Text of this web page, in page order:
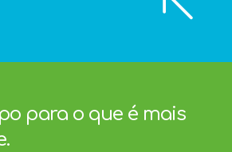
para o que é mais